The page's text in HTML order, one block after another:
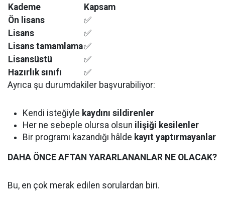
Kademe
Kapsam
Ön lisans
✅
Lisans
✅
Lisans tamamlama✅
Lisansüstü
✅
Hazırlık sınıfı
✅
Ayrıca şu durumdakiler başvurabiliyor:
Kendi isteğiyle kaydını sildirenler
Her ne sebeple olursa olsun ilişiği kesilenler
Bir programı kazandığı hâlde kayıt yaptırmayanlar
DAHA ÖNCE AFTAN YARARLANANLAR NE OLACAK?
Bu, en çok merak edilen sorulardan biri.